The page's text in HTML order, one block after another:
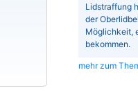
Lidstraffung
der
Möglichkeit,
bekommen.
mehr zum